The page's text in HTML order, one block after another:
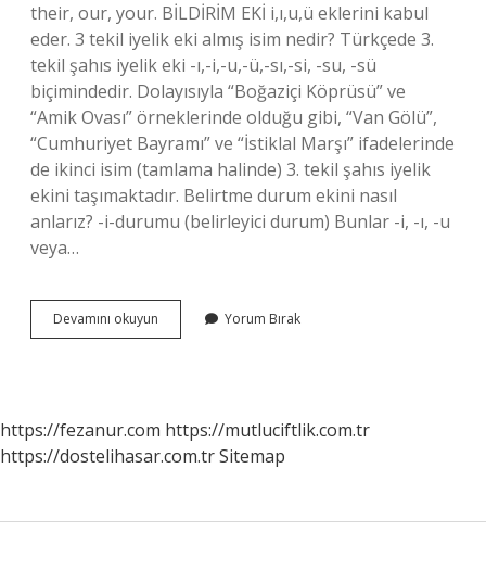
their, our, your. BİLDİRİM EKİ i,ı,u,ü eklerini kabul
eder. 3 tekil iyelik eki almış isim nedir? Türkçede 3.
tekil şahıs iyelik eki -ı,-i,-u,-ü,-sı,-si, -su, -sü
biçimindedir. Dolayısıyla “Boğaziçi Köprüsü” ve
“Amik Ovası” örneklerinde olduğu gibi, “Van Gölü”,
“Cumhuriyet Bayramı” ve “İstiklal Marşı” ifadelerinde
de ikinci isim (tamlama halinde) 3. tekil şahıs iyelik
ekini taşımaktadır. Belirtme durum ekini nasıl
anlarız? -i-durumu (belirleyici durum) Bunlar -i, -ı, -u
veya…
Devamını okuyun
Çoğul
Yorum Bırak
https://fezanur.com https://mutluciftlik.com.tr
https://dostelihasar.com.trSitemap